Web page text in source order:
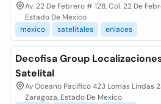
Av. 22 De Febrero # 128, Col. 22 De
Estado De Mexico
mexico
satelitales enlaces
Decofisa Group
Satelital
Av Oceano Pacifico 423 Lomas Lindas
Zaragoza, Estado De Mexico